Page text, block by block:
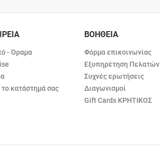
- Όραμα
το κατάστημά σας
ΒΟΗΘΕΙΑ
Φόρμα επικοινωνίας
Εξυπηρέτηση Πελατών
Συχνές ερωτήσεις
Διαγωνισμοί
Gift Cards ΚΡΗΤΙΚΟΣ